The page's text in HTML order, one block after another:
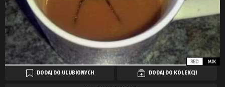
DODAJ DO ULUBIONYCH DODAJ DO KOLEKCJI